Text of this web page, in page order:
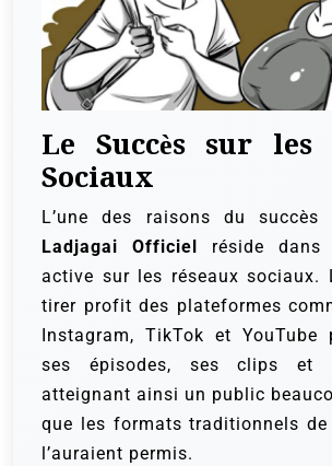
Le Succès sur les
Sociaux
L’une des raisons du succès
Ladjagai Officiel
réside dans
active sur les réseaux sociaux.
tirer profit des plateformes
Instagram, TikTok et
ses épisodes, ses clips et
atteignant ainsi un public
que les formats traditionnels
l’auraient permis.